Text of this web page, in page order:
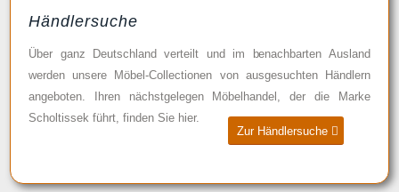
Händlersuche
Über ganz Deutschland verteilt und im benachbarten Ausland
werden unsere Möbel-Collectionen von ausgesuchten Händlern
angeboten. Ihren nächstgelegen Möbelhandel, der die Marke
Scholtissek führt, finden Sie hier.
Zur Händlersuche